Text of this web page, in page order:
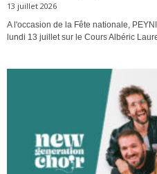
13 juillet 2026
A l'occasion de la Fête nationale,
lundi 13 juillet sur le Cours Albéric